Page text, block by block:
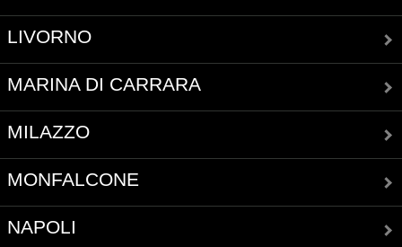
LIVORNO
MARINA DI CARRARA
MILAZZO
MONFALCONE
NAPOLI